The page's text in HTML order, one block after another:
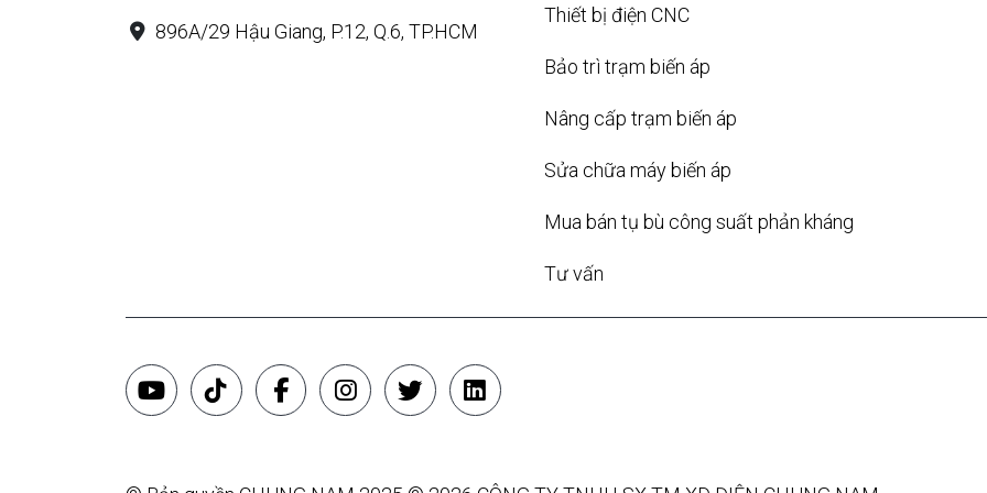
896A/29 Hậu Giang, P.12, Q.6, TP.HCM
Thiết bị điện CNC
Bảo trì trạm biến áp
Nâng cấp trạm biến áp
Sửa chữa máy biến áp
Mua bán tụ bù công suất phản kháng
Tư vấn